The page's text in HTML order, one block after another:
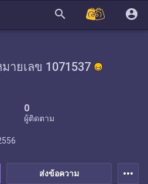
search account_circle
ายเลข 1071537
0
ผู้ติดตาม
ส่งข้อความ more_horiz